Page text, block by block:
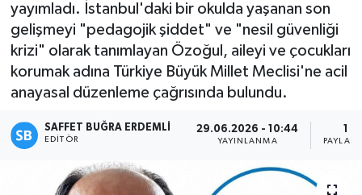
yayımladı. İstanbul'daki bir okulda yaşanan son
gelişmeyi "pedagojik şiddet" ve "nesil güvenliği
krizi" olarak tanımlayan Özoğul, aileyi ve çocukları
korumak adına Türkiye Büyük Millet Meclisi'ne acil
anayasal düzenleme çağrısında bulundu.
SAFFET BUĞRA ERDEMLI
EDITÖR
29.06.2026 - 10:44
YAYINLANMA